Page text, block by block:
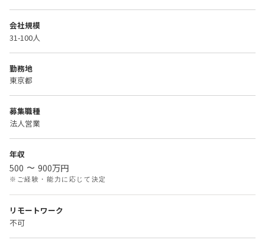
会社規模
31-100人
勤務地
東京都
募集職種
法人営業
年収
500 〜 900万円
※ご経験・能力に応じて決定
リモートワーク
不可